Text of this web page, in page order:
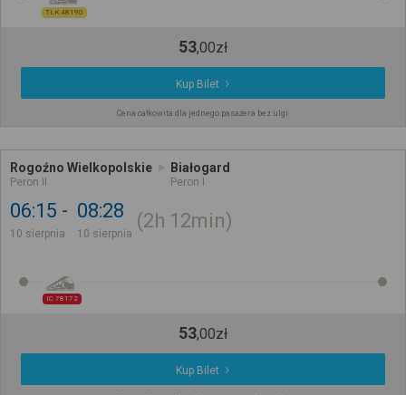
TLK 48190
53,00zł
Kup Bilet
Cena całkowita dla jednego pasażera bez ulgi
Rogoźno Wielkopolskie
Peron II
Białogard
Peron I
06:15
10 sierpnia
08:28
10 sierpnia
2h 12min
IC 78172
53,00zł
Kup Bilet